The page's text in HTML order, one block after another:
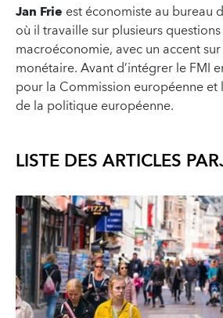
Jan Frie est économiste au bureau
où il travaille sur plusieurs
macroéconomie, avec un accent
monétaire. Avant d’intégrer le FMI
pour la Commission européenne et
de la politique européenne.
LISTE DES ARTICLES PAR